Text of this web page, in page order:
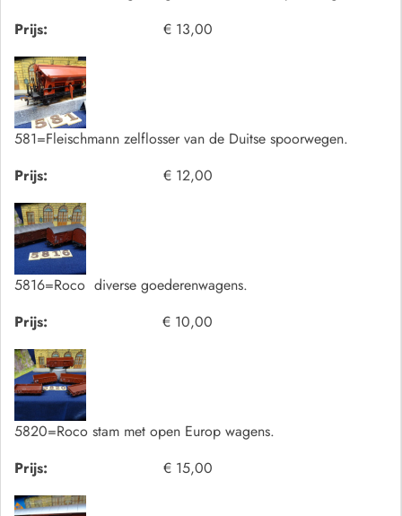
Prijs:
€ 13,00
581=Fleischmann zelflosser van de Duitse spoorwegen.
Prijs:
€ 12,00
5816=Roco diverse goederenwagens.
Prijs:
€ 10,00
5820=Roco stam met open Europ wagens.
Prijs:
€ 15,00